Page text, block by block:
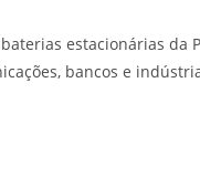
estacionárias da
bancos e